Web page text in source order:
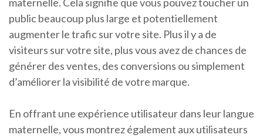
public beaucoup plus large et potentiellement
augmenter le trafic sur votre site. Plus il y a de
visiteurs sur votre site, plus vous avez de chances de
générer des ventes, des conversions ou simplement
d’améliorer la visibilité de votre marque.
En offrant une expérience utilisateur dans leur langue
maternelle, vous montrez également aux utilisateurs